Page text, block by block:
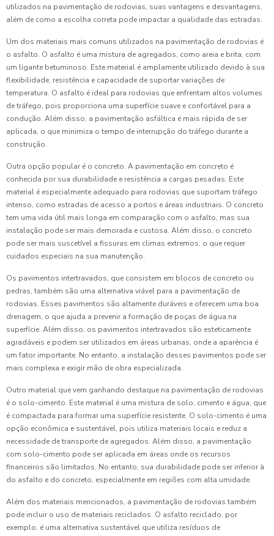
utilizados na pavimentação de rodovias, suas vantagens e desvantagens,
além de como a escolha correta pode impactar a qualidade das estradas.
Um dos materiais mais comuns utilizados na pavimentação de rodovias é
o asfalto. O asfalto é uma mistura de agregados, como areia e brita, com
um ligante betuminoso. Este material é amplamente utilizado devido à sua
flexibilidade, resistência e capacidade de suportar variações de
temperatura. O asfalto é ideal para rodovias que enfrentam altos volumes
de tráfego, pois proporciona uma superfície suave e confortável para a
condução. Além disso, a pavimentação asfáltica é mais rápida de ser
aplicada, o que minimiza o tempo de interrupção do tráfego durante a
construção.
Outra opção popular é o concreto. A pavimentação em concreto é
conhecida por sua durabilidade e resistência a cargas pesadas. Este
material é especialmente adequado para rodovias que suportam tráfego
intenso, como estradas de acesso a portos e áreas industriais. O concreto
tem uma vida útil mais longa em comparação com o asfalto, mas sua
instalação pode ser mais demorada e custosa. Além disso, o concreto
pode ser mais suscetível a fissuras em climas extremos, o que requer
cuidados especiais na sua manutenção.
Os pavimentos intertravados, que consistem em blocos de concreto ou
pedras, também são uma alternativa viável para a pavimentação de
rodovias. Esses pavimentos são altamente duráveis e oferecem uma boa
drenagem, o que ajuda a prevenir a formação de poças de água na
superfície. Além disso, os pavimentos intertravados são esteticamente
agradáveis e podem ser utilizados em áreas urbanas, onde a aparência é
um fator importante. No entanto, a instalação desses pavimentos pode ser
mais complexa e exigir mão de obra especializada.
Outro material que vem ganhando destaque na pavimentação de rodovias
é o solo-cimento. Este material é uma mistura de solo, cimento e água, que
é compactada para formar uma superfície resistente. O solo-cimento é uma
opção econômica e sustentável, pois utiliza materiais locais e reduz a
necessidade de transporte de agregados. Além disso, a pavimentação
com solo-cimento pode ser aplicada em áreas onde os recursos
financeiros são limitados. No entanto, sua durabilidade pode ser inferior à
do asfalto e do concreto, especialmente em regiões com alta umidade.
Além dos materiais mencionados, a pavimentação de rodovias também
pode incluir o uso de materiais reciclados. O asfalto reciclado, por
exemplo, é uma alternativa sustentável que utiliza resíduos de